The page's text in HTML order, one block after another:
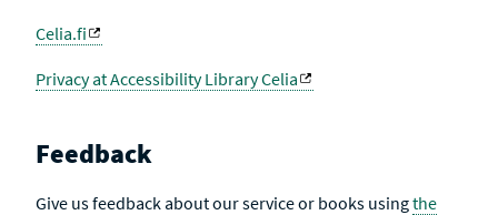
Celia.fi
Privacy at Accessibility Library Celia
Feedback
Give us feedback about our service or books usingthe